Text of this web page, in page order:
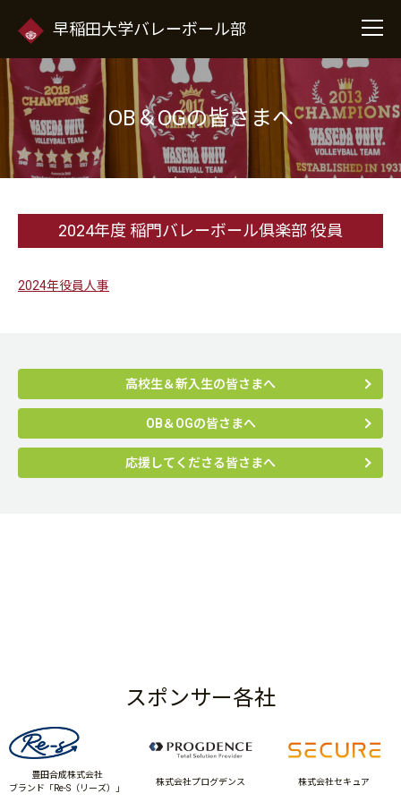
早稲田大学バレーボール部
OB＆OGの皆さまへ
2024年度 稲門バレーボール俱楽部 役員
2024年役員人事
高校生＆新入生の皆さまへ
OB＆OGの皆さまへ
応援してくださる皆さまへ
スポンサー各社
豊田合成株式会社
ブランド「Re-S（リーズ）」
株式会社プログデンス 株式会社セキュア